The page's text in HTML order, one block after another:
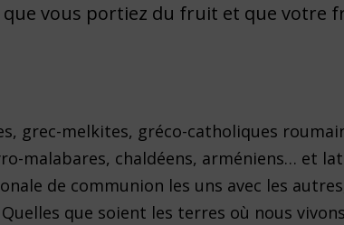
que vous portiez du fruit et que votre
grec-melkites, gréco-catholiques
malabares, chaldéens, arméniens… et
de communion les uns avec les
que soient les terres où nous